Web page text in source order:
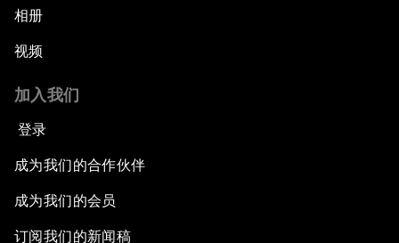
相册
视频
加入我们
登录
成为我们的合作伙伴
成为我们的会员
订阅我们的新闻稿